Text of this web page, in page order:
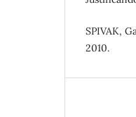
SPIVAK,
2010.